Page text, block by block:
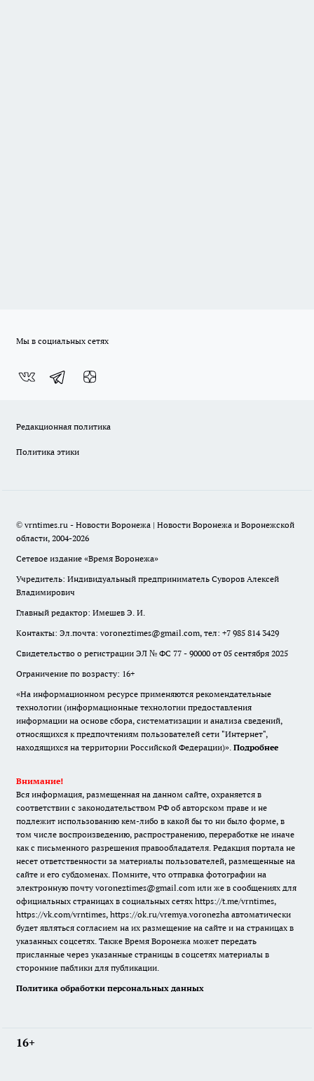
Мы в социальных сетях
Редакционная политика
Политика этики
© vrntimes.ru - Новости Воронежа | Новости Воронежа и Воронежской
области, 2004-2026
Сетевое издание «Время Воронежа»
Учредитель: Индивидуальный предприниматель Суворов Алексей
Владимирович
Главный редактор: Имешев Э. И.
Контакты: Эл.почта: voroneztimes@gmail.com, тел: +7 985 814 3429
Свидетельство о регистрации ЭЛ № ФС 77 - 90000 от 05 сентября 2025
Ограничение по возрасту: 16+
«На информационном ресурсе применяются рекомендательные
технологии (информационные технологии предоставления
информации на основе сбора, систематизации и анализа сведений,
относящихся к предпочтениям пользователей сети "Интернет",
находящихся на территории Российской Федерации)». Подробнее
Внимание!
Вся информация, размещенная на данном сайте, охраняется в
соответствии с законодательством РФ об авторском праве и не
подлежит использованию кем-либо в какой бы то ни было форме, в
том числе воспроизведению, распространению, переработке не иначе
как с письменного разрешения правообладателя. Редакция портала не
несет ответственности за материалы пользователей, размещенные на
сайте и его субдоменах. Помните, что отправка фотографии на
электронную почту voroneztimes@gmail.com или же в сообщениях для
официальных страницах в социальных сетях https://t.me/vrntimes,
https://vk.com/vrntimes, https://ok.ru/vremya.voronezha автоматически
будет являться согласием на их размещение на сайте и на страницах в
указанных соцсетях. Также Время Воронежа может передать
присланные через указанные страницы в соцсетях материалы в
сторонние паблики для публикации.
Политика обработки персональных данных
16+